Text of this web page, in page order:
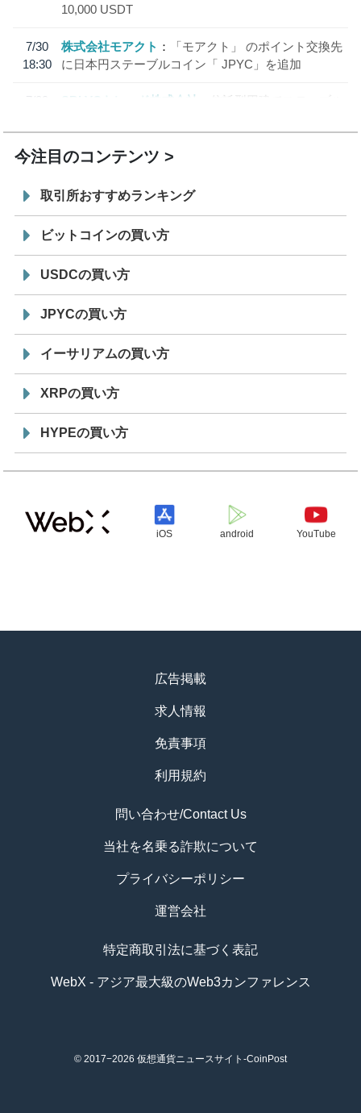
10,000 USDT
7/30
18:30
株式会社モアクト
「モアクト」 のポイント交換先
に日本円ステーブルコイン「 JPYC」を追加
7/29
SBI VCトレード株式会社
信託型円建てステーブル
今注目のコンテンツ
取引所おすすめランキング
ビットコインの買い方
USDCの買い方
JPYCの買い方
イーサリアムの買い方
XRPの買い方
HYPEの買い方
iOS android YouTube
広告掲載
求人情報
免責事項
利用規約
問い合わせ/Contact Us
当社を名乗る詐欺について
プライバシーポリシー
運営会社
特定商取引法に基づく表記
WebX - アジア最大級のWeb3カンファレンス
© 2017−2026 仮想通貨ニュースサイト-CoinPost